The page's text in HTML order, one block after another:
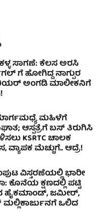
ಸಾಗಣೆ: ಕೆಲಸ ಅರಸಿ
ಗೆ ಹೋಗಿದ್ದ ನಾಗ್ಪುರ
ಅಂಗಡಿ ಮಾಲೀಕನಿಗೆ
ಮಹಿಳೆಗೆ
ಆಸ್ಪತ್ರೆಗೆ ಬಸ್ ತಿರುಗಿಸಿ
KSRTC ಚಾಲಕ
ವ್ಯಾಪಕ ಮೆಚ್ಚುಗೆ.. ಆದ್ರೆ!
ವಿಸ್ತರಣೆಯಲ್ಲಿ ಭಾರೀ
ಕೊನೆಯ ಕ್ಷಣದಲ್ಲಿ ಪಟ್ಟಿ
ಹೈಕಮಾಂಡ್, ಜಮೀರ್,
ಒಲಿದ